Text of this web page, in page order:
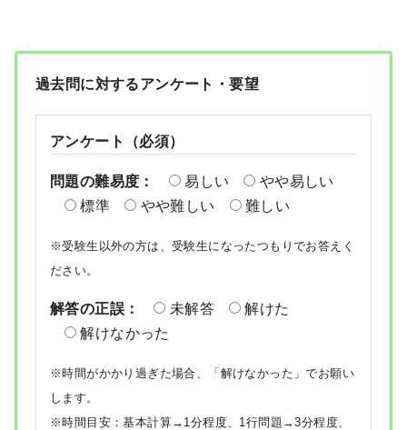
過去問に対するアンケート・要望
アンケート（必須）
問題の難易度： 易しい
やや易しい
標準
やや難しい 難しい
※受験生以外の方は、受験生になったつもりでお答えく
ださい。
解答の正誤： 未解答
解けた
解けなかった
※時間がかかり過ぎた場合、「解けなかった」でお願い
します。
※時間目安：基本計算→1分程度、1行問題→3分程度、